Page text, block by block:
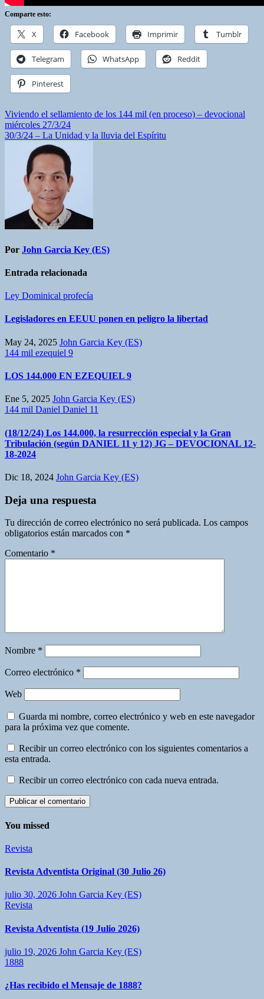
Comparte esto:
X Facebook Imprimir Tumblr
Telegram WhatsApp Reddit
Pinterest
Navegación
de
entradas
Viviendo el sellamiento de los 144 mil (en proceso) – devocional
miércoles 27/3/24
30/3/24 – La Unidad y la lluvia del Espíritu
Por John Garcia Key (ES)
Entrada relacionada
Ley Dominical profecía
Legisladores en EEUU ponen en peligro la libertad
May 24, 2025 John Garcia Key (ES)
144 mil ezequiel 9
LOS 144.000 EN EZEQUIEL 9
Ene 5, 2025 John Garcia Key (ES)
144 mil Daniel Daniel 11
(18/12/24) Los 144.000, la resurrección especial y la Gran
Tribulación (según DANIEL 11 y 12) JG – DEVOCIONAL 12-
18-2024
Dic 18, 2024 John Garcia Key (ES)
Deja una respuesta
Tu dirección de correo electrónico no será publicada. Los campos
obligatorios están marcados con *
Comentario *
Nombre *
Correo electrónico *
Web
Guarda mi nombre, correo electrónico y web en este navegador
para la próxima vez que comente.
Recibir un correo electrónico con los siguientes comentarios a
esta entrada.
Recibir un correo electrónico con cada nueva entrada.
You missed
Revista
Revista Adventista Original (30 Julio 26)
julio 30, 2026 John Garcia Key (ES)
Revista
Revista Adventista (19 Julio 2026)
julio 19, 2026 John Garcia Key (ES)
1888
¿Has recibido el Mensaje de 1888?